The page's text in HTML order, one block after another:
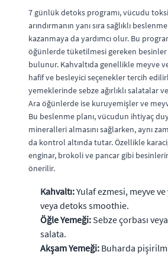
7 günlük detoks programı, vücudu
arındırmanın yanı sıra sağlıklı
kazanmaya da yardımcı olur. Bu
öğünlerde tüketilmesi gereken besinler
bulunur. Kahvaltıda genellikle meyve
hafif ve besleyici seçenekler tercih
yemeklerinde sebze ağırlıklı salatalar
Ara öğünlerde ise kuruyemişler ve
Bu beslenme planı, vücudun ihtiyaç
mineralleri almasını sağlarken, aynı
da kontrol altında tutar. Özellikle
enginar, brokoli ve pancar gibi
önerilir.
Kahvaltı:Yulaf ezmesi, meyve ve
veya detoks smoothie.
Öğle Yemeği: Sebze çorbası
salata.
Akşam Yemeği: Buharda